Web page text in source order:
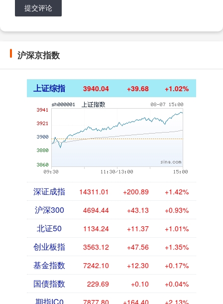
提交评论
沪深京指数
上证综指 3940.04 +39.68 +1.02%
深证成指 14311.01 +200.89 +1.42%
沪深300 4694.44 +43.13 +0.93%
北证50 1134.24 +11.37 +1.01%
创业板指 3563.12 +47.56 +1.35%
基金指数 7242.10 +12.30 +0.17%
国债指数 229.69 +0.10 +0.04%
7877.80 +164.40 +2.13%